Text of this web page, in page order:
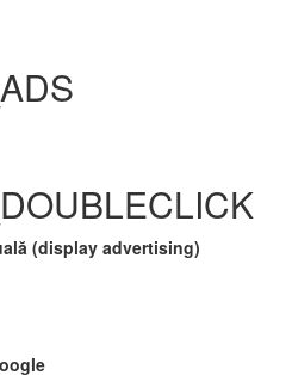
(display advertising)